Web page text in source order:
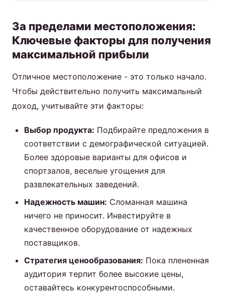
За пределами местоположения:
Ключевые факторы для получения
максимальной прибыли
Отличное местоположение - это только начало.
Чтобы действительно получить максимальный
доход, учитывайте эти факторы:
Выбор продукта: Подбирайте предложения в
соответствии с демографической ситуацией.
Более здоровые варианты для офисов и
спортзалов, веселые угощения для
развлекательных заведений.
Надежность машин: Сломанная машина
ничего не приносит. Инвестируйте в
качественное оборудование от надежных
поставщиков.
Стратегия ценообразования: Пока плененная
аудитория терпит более высокие цены,
оставайтесь конкурентоспособными.